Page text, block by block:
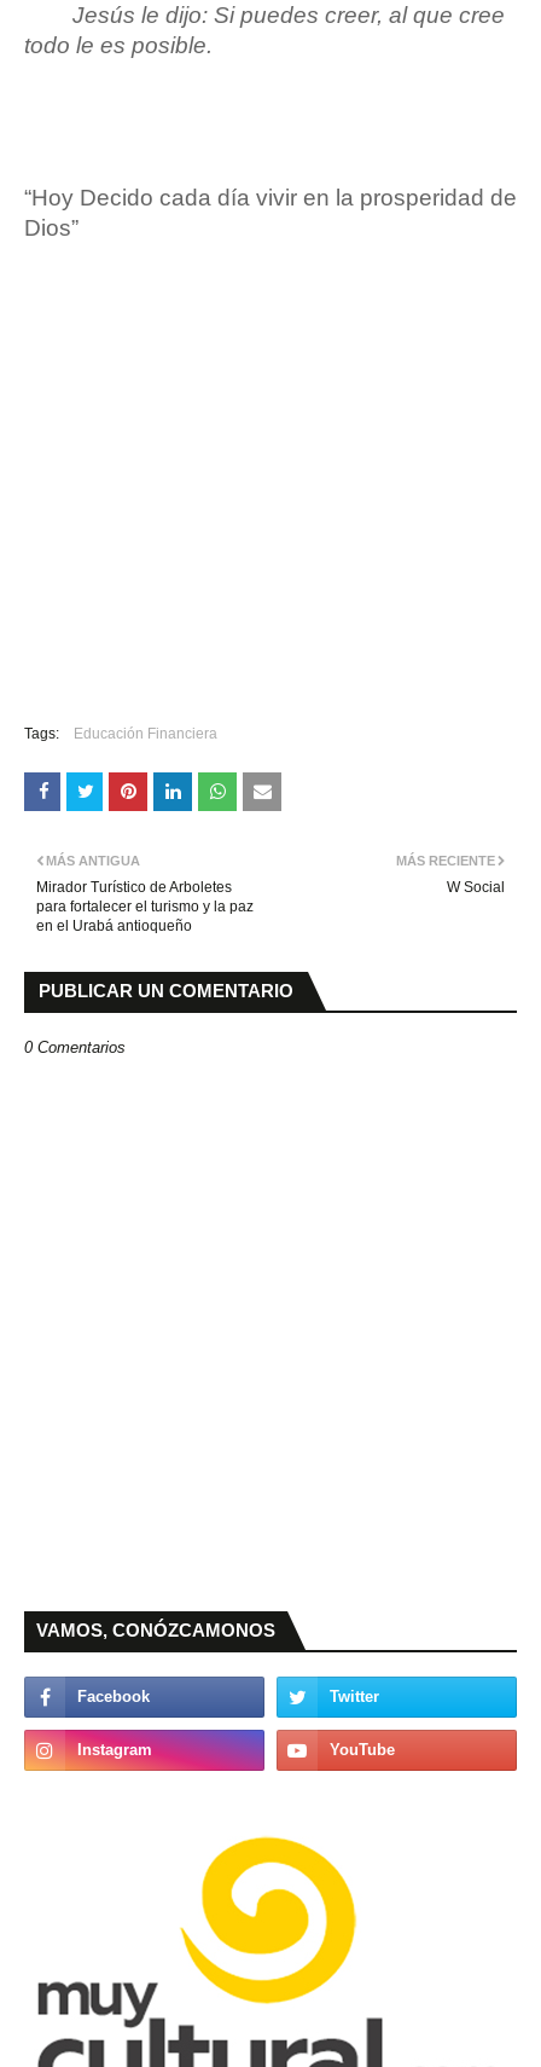
Jesús le dijo: Si puedes creer, al que cree
todo le es posible.
“Hoy Decido cada día vivir en la prosperidad de
Dios”
Tags: Educación Financiera
MÁS RECIENTE
W Social
MÁS ANTIGUA
Mirador Turístico de Arboletes
para fortalecer el turismo y la paz
en el Urabá antioqueño
PUBLICAR UN COMENTARIO
0 Comentarios
VAMOS, CONÓZCAMONOS